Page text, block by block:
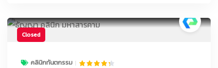
Closed
คลินิกทันตกรรม